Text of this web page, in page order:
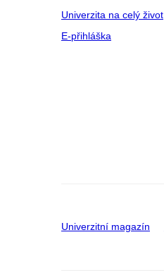
Univerzita na celý život
E-přihláška
Univerzitní magazín